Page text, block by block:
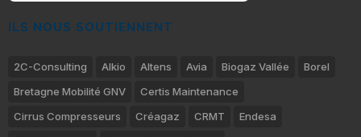
ILS NOUS SOUTIENNENT
2C-Consulting Alkio Altens Avia Biogaz Vallée
Borel
Bretagne Mobilité GNV
Certis Maintenance
Cirrus Compresseurs
Créagaz CRMT
Endesa